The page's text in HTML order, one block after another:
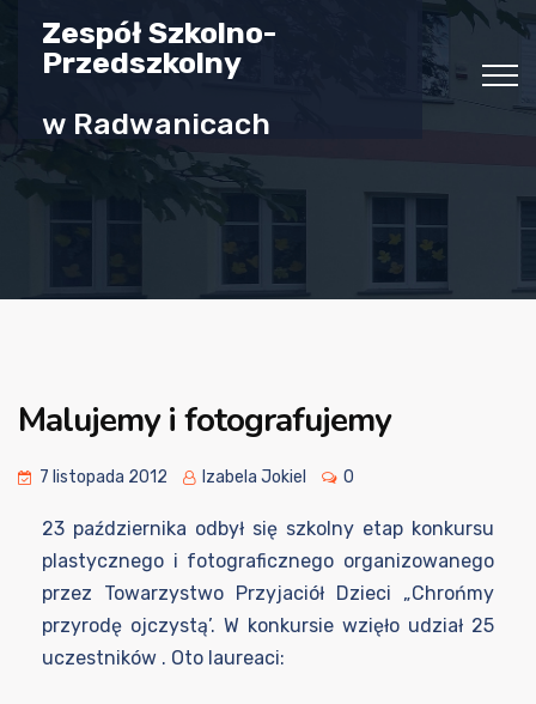
Zespół Szkolno-
Przedszkolny
w Radwanicach
Malujemy i fotografujemy
7 listopada 2012 Izabela Jokiel 0
23 października odbył się szkolny etap konkursu
plastycznego i fotograficznego organizowanego
przez Towarzystwo Przyjaciół Dzieci „Chrońmy
przyrodę ojczystą’. W konkursie wzięło udział 25
uczestników . Oto laureaci: